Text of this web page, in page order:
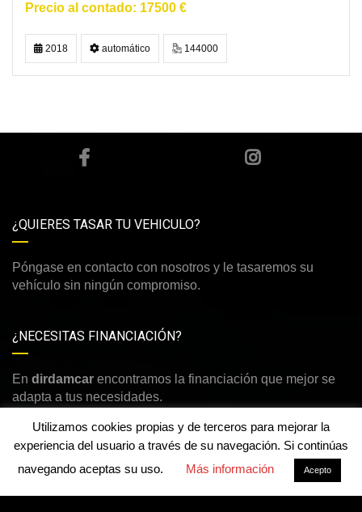
17500 €
2018 automático 144000
¿QUIERES TASAR TU VEHICULO?
Póngase en contacto con nosotros y le tasaremos su
vehículo sin ningún compromiso.
¿NECESITAS FINANCIACIÓN?
En dirdamcar encontramos la financiación que mejor se
adapta a tus necesidades.
Utilizamos cookies propias y de terceros para mejorar la
experiencia del usuario a través de su navegación. Si continúas
navegando aceptas su uso.
Más información Acepto